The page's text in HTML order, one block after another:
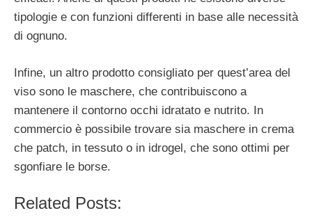
tipologie e con funzioni differenti in base alle necessità
di ognuno.
Infine, un altro prodotto consigliato per quest’area del
viso sono le maschere, che contribuiscono a
mantenere il contorno occhi idratato e nutrito. In
commercio è possibile trovare sia maschere in crema
che patch, in tessuto o in idrogel, che sono ottimi per
sgonfiare le borse.
Related Posts: